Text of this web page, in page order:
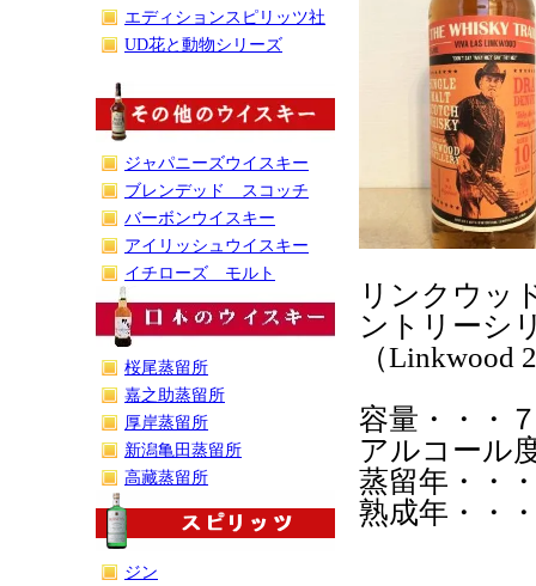
エディションスピリッツ社
UD花と動物シリーズ
ジャパニーズウイスキー
ブレンデッド スコッチ
バーボンウイスキー
アイリッシュウイスキー
イチローズ モルト
桜尾蒸留所
嘉之助蒸留所
厚岸蒸留所
新潟亀田蒸留所
高藏蒸留所
ジン
リンクウ
ントリーシ
（Linkwood
容量・・・
アルコール
蒸留年・・
熟成年・・